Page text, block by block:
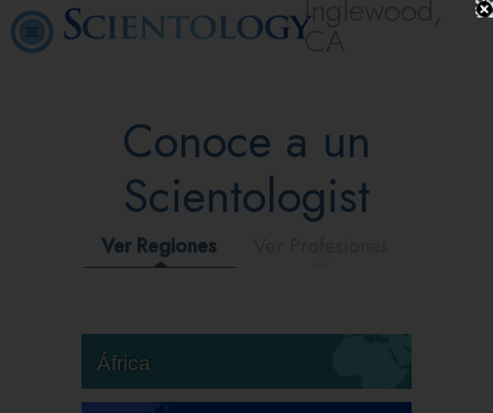
Inglewood,
CA
Conoce a un
Scientologist
Ver Regiones
África